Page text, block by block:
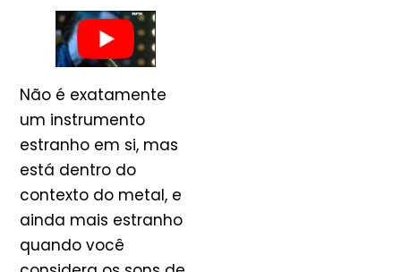
Não é exatamente
um instrumento
estranho em si, mas
está dentro do
contexto do metal, e
ainda mais estranho
quando você